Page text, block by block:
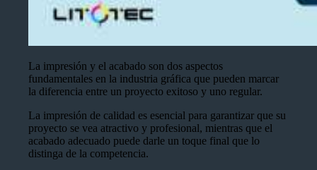
La impresión y el acabado son dos aspectos
fundamentales en la industria gráfica que pueden marcar
la diferencia entre un proyecto exitoso y uno regular.
La impresión de calidad es esencial para garantizar que su
proyecto se vea atractivo y profesional, mientras que el
acabado adecuado puede darle un toque final que lo
distinga de la competencia.